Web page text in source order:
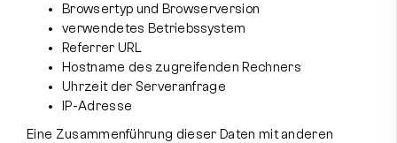
Browsertyp und Browserversion
verwendetes Betriebssystem
Referrer URL
Hostname des zugreifenden Rechners
Uhrzeit der Serveranfrage
IP-Adresse
Eine Zusammenführung dieser Daten mit anderen